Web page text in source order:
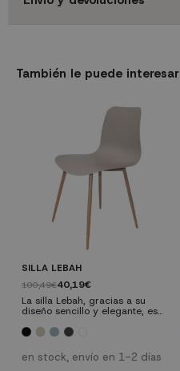
También le puede interesar
SILLA LEBAH
100,49€40,19€
La silla Lebah, gracias a su
diseño sencillo y elegante, es
Tambien se caracteriza por su
geométricas en relieve.
en stock, envío en 1-2 días